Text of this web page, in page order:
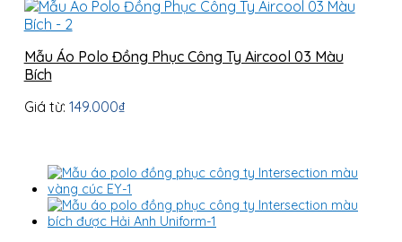
Mẫu Áo Polo Đồng Phục Công Ty Aircool 03 Màu
Bích
Giá từ: 149.000₫